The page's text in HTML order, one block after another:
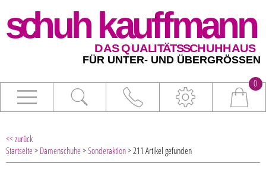
0
<< zurück
Startseite> Damenschuhe>Sonderaktion> 211 Artikel gefunden